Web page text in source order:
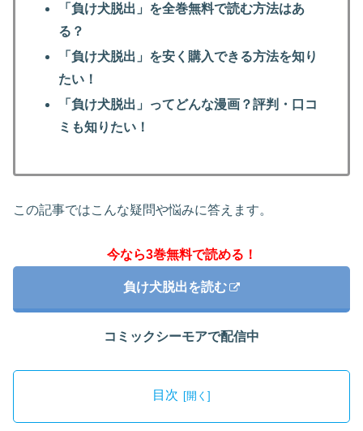
「負け犬脱出」を全巻無料で読む方法はあ
る？
「負け犬脱出」を安く購入できる方法を知り
たい！
「負け犬脱出」ってどんな漫画？評判・口コ
ミも知りたい！
この記事ではこんな疑問や悩みに答えます。
今なら3巻無料で読める！
負け犬脱出を読む
コミックシーモアで配信中
目次